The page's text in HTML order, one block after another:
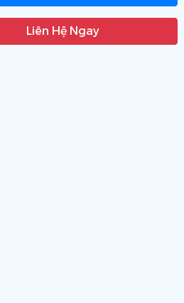
Liên Hệ Ngay